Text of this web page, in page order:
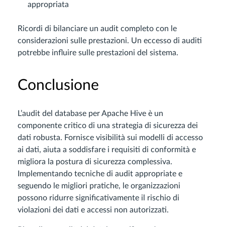
appropriata
Ricordi di bilanciare un audit completo con le
considerazioni sulle prestazioni. Un eccesso di auditi
potrebbe influire sulle prestazioni del sistema.
Conclusione
L’audit del database per Apache Hive è un
componente critico di una strategia di sicurezza dei
dati robusta. Fornisce visibilità sui modelli di accesso
ai dati, aiuta a soddisfare i requisiti di conformità e
migliora la postura di sicurezza complessiva.
Implementando tecniche di audit appropriate e
seguendo le migliori pratiche, le organizzazioni
possono ridurre significativamente il rischio di
violazioni dei dati e accessi non autorizzati.